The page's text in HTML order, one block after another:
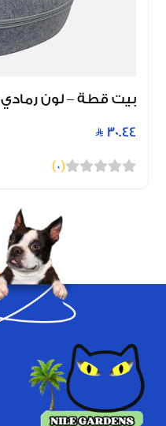
بيت قطة – لون رمادي
30.44
(
0
)